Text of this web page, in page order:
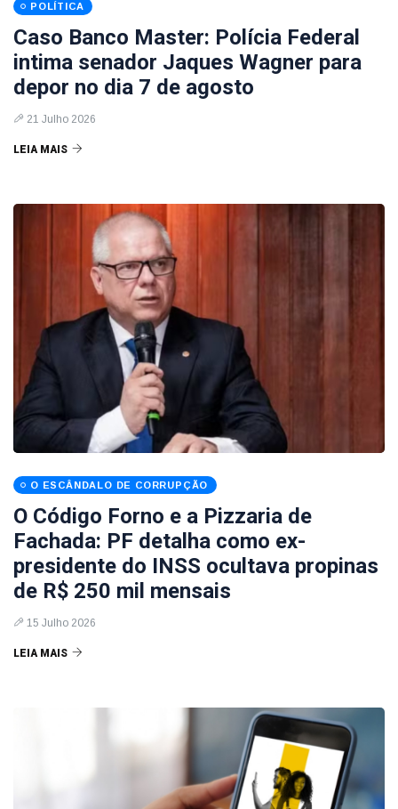
POLÍTICA
Caso Banco Master: Polícia Federal
intima senador Jaques Wagner para
depor no dia 7 de agosto
21 Julho 2026
LEIA MAIS
O ESCÂNDALO DE CORRUPÇÃO
O Código Forno e a Pizzaria de
Fachada: PF detalha como ex-
presidente do INSS ocultava propinas
de R$ 250 mil mensais
15 Julho 2026
LEIA MAIS